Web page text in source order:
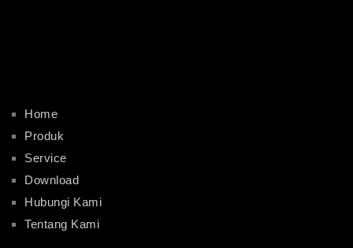
Home
Produk
Service
Download
Hubungi Kami
Tentang Kami